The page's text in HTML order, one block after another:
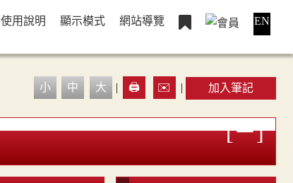
使用說明 顯示模式 網站導覽 EN
小 中 大 | 🖨️ ✉️ | 加入筆記